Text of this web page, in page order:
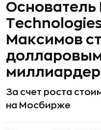
Основатель
Максимов
За счет роста
на Мосбирже